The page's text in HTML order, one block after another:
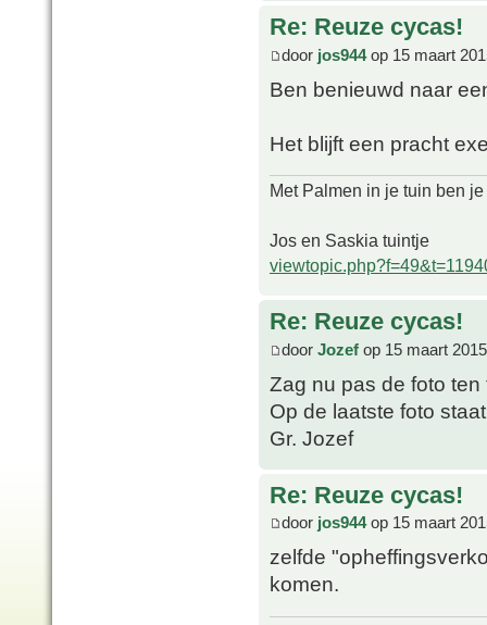
Re: Reuze cycas!
door jos944op 15 maart
Ben benieuwd naar
Het blijft een pracht
Met Palmen in je tuin ben
Jos en Saskia tuintje
Re: Reuze cycas!
door Jozef op 15 maart
Zag nu pas de foto
Op de laatste foto
Gr. Jozef
Re: Reuze cycas!
door jos944op 15 maart
zelfde
komen.